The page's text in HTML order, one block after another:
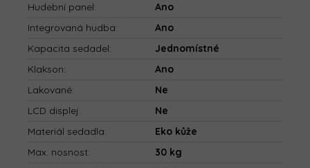
Hudební panel:
Ano
Integrovaná hudba:
Ano
Kapacita sedadel:
Jednomístné
Klakson:
Ano
Lakované:
Ne
LCD displej:
Ne
Materiál sedadla:
Eko kůže
Max. nosnost:
30 kg